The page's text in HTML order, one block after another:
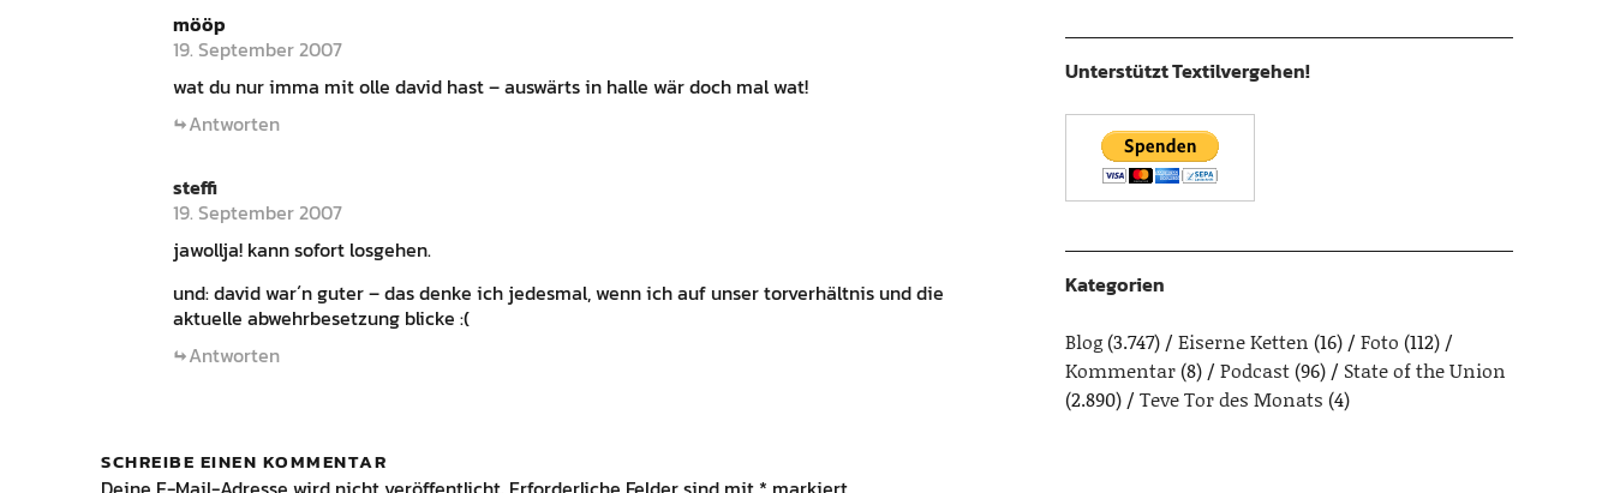
mööp
19. September 2007
wat du nur imma mit olle david hast – auswärts in halle wär doch mal wat!
Antworten
steffi
19. September 2007
jawollja! kann sofort losgehen.
und: david war´n guter – das denke ich jedesmal, wenn ich auf unser torverhältnis und die
aktuelle abwehrbesetzung blicke :(
Antworten
SCHREIBE EINEN KOMMENTAR
Unterstützt Textilvergehen!
Kategorien
Blog(3.747) Eiserne Ketten (16) Foto (112)
Kommentar(8) Podcast(96)
State of the Union
(2.890)
Teve Tor des Monats (4)